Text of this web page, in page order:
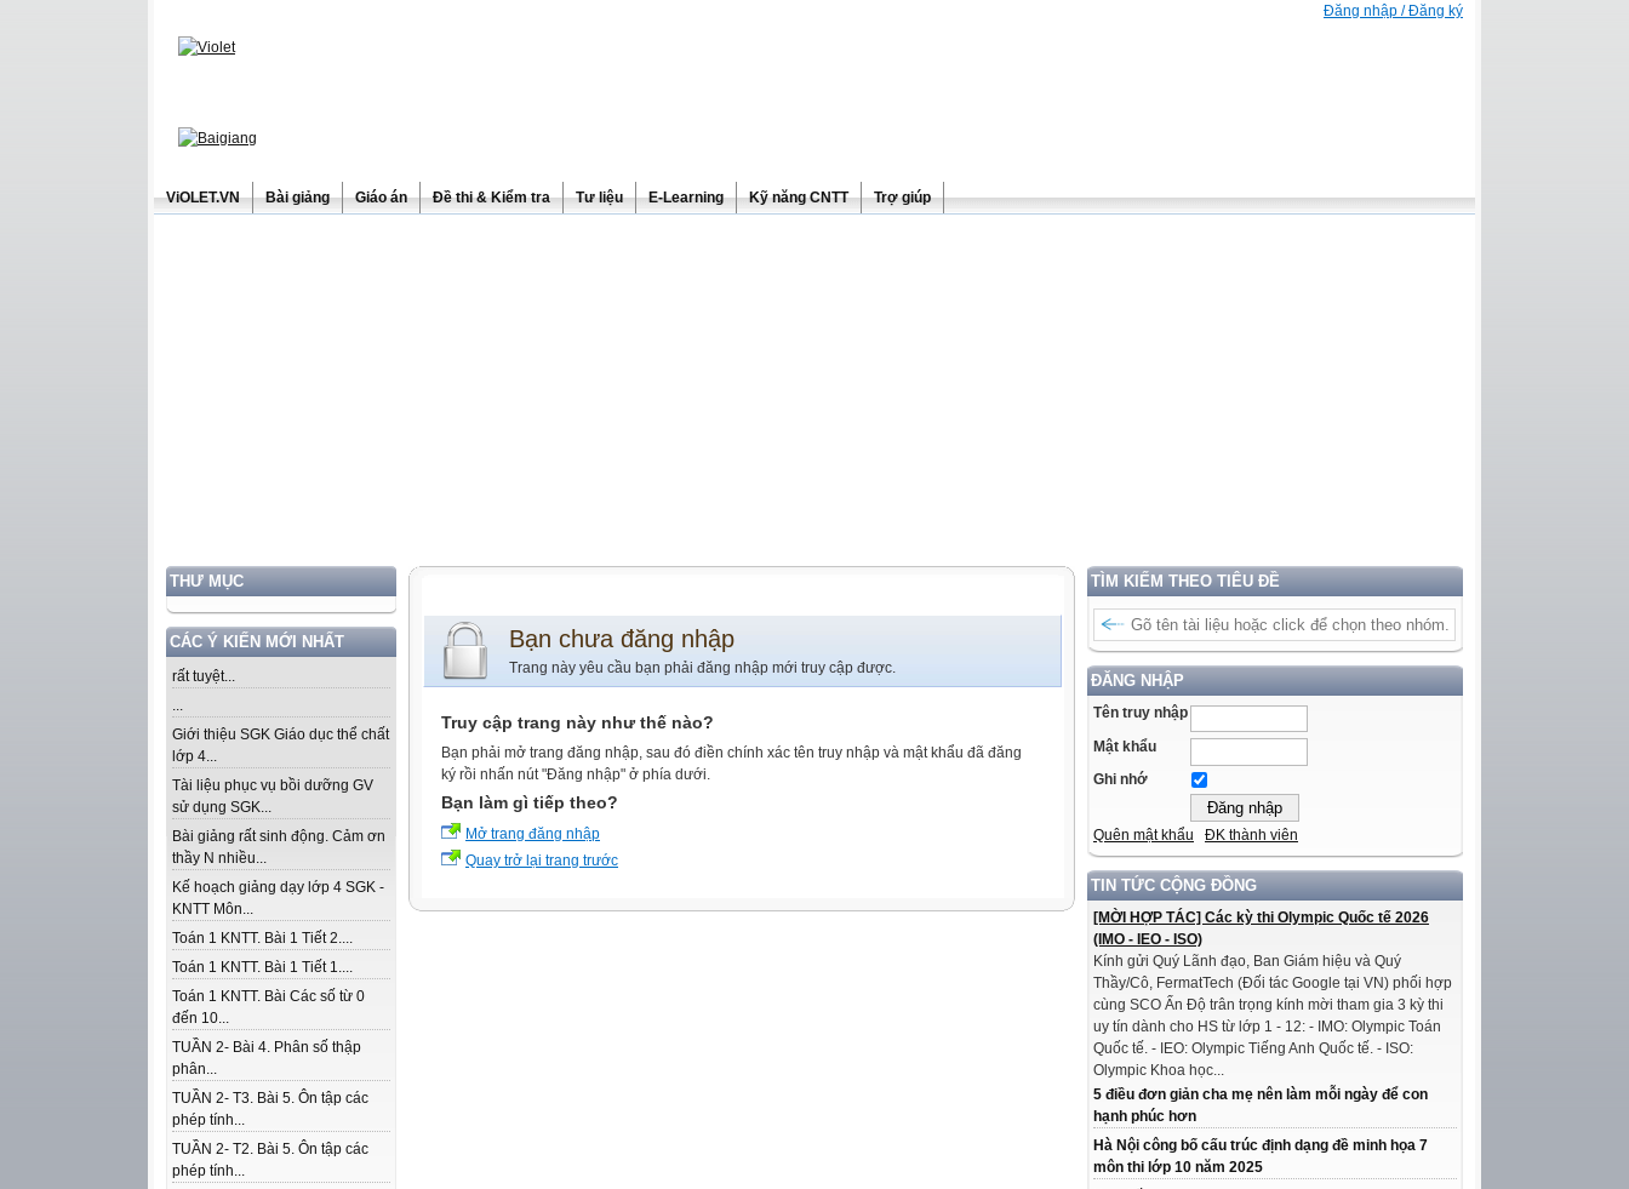
Đăng nhập / Đăng ký
ViOLET.VN Bài giảng Giáo án Đề thi & Kiểm tra Tư liệu E-Learning Kỹ năng CNTT Trợ giúp
THƯ MỤC
CÁC Ý KIẾN MỚI NHẤT
rất tuyệt...
...
Giới thiệu SGK Giáo dục thể chất
lớp 4...
Tài liệu phục vụ bồi dưỡng GV
sử dụng SGK...
Bài giảng rất sinh động. Cảm ơn
thầy N nhiều...
Kế hoạch giảng dạy lớp 4 SGK -
KNTT Môn...
Toán 1 KNTT. Bài 1 Tiết 2....
Toán 1 KNTT. Bài 1 Tiết 1....
Toán 1 KNTT. Bài Các số từ 0
đến 10...
TUẦN 2- Bài 4. Phân số thập
phân...
TUẦN 2- T3. Bài 5. Ôn tập các
phép tính...
TUẦN 2- T2. Bài 5. Ôn tập các
phép tính...
TÌM KIẾM THEO TIÊU ĐỀ
ĐĂNG NHẬP
Tên truy nhập
Mật khẩu
Ghi nhớ
Quên mật khẩu ĐK thành viên
TIN TỨC CỘNG ĐỒNG
[MỜI HỢP TÁC] Các kỳ thi Olympic Quốc tế 2026
(IMO - IEO - ISO)
Kính gửi Quý Lãnh đạo, Ban Giám hiệu và Quý
Thầy/Cô, FermatTech (Đối tác Google tại VN) phối hợp
cùng SCO Ấn Độ trân trọng kính mời tham gia 3 kỳ thi
uy tín dành cho HS từ lớp 1 - 12: - IMO: Olympic Toán
Quốc tế. - IEO: Olympic Tiếng Anh Quốc tế. - ISO:
Olympic Khoa học...
5 điều đơn giản cha mẹ nên làm mỗi ngày để con
hạnh phúc hơn
Hà Nội công bố cấu trúc định dạng đề minh họa 7
môn thi lớp 10 năm 2025
Bạn chưa đăng nhập
Trang này yêu cầu bạn phải đăng nhập mới truy cập được.
Truy cập trang này như thế nào?
Bạn phải mở trang đăng nhập, sau đó điền chính xác tên truy nhập và mật khẩu đã đăng
ký rồi nhấn nút "Đăng nhập" ở phía dưới.
Bạn làm gì tiếp theo?
Mở trang đăng nhập
Quay trở lại trang trước